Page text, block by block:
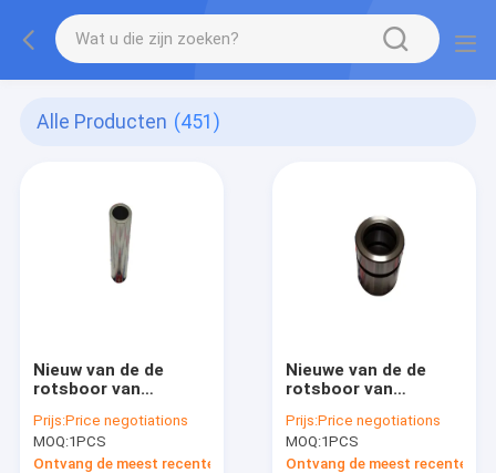
Alle Producten (451)
Nieuw van de de
rotsboor van
toebehorenverbindingsstuk
NO.86220878
Prijs:Price negotiations
MOQ:1PCS
Ontvang de meest recente Prijs
Nieuwe van de de
rotsboor van
toebehoren Strakke
ring NO.86313095
Prijs:Price negotiations
MOQ:1PCS
Ontvang de meest recente